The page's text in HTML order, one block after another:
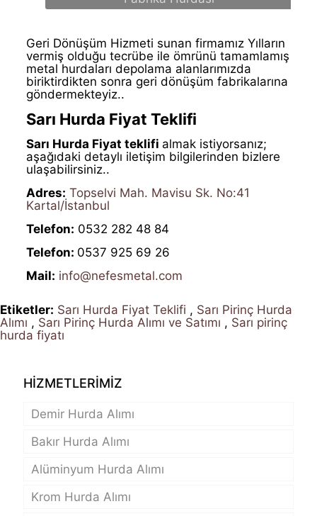
Geri Dönüşüm Hizmeti sunan firmamız Yılların
vermiş olduğu tecrübe ile ömrünü tamamlamış
metal hurdaları depolama alanlarımızda
biriktirdikten sonra geri dönüşüm fabrikalarına
göndermekteyiz..
Sarı Hurda Fiyat Teklifi
Sarı Hurda Fiyat teklifi almakistiyorsanız;
aşağıdaki detaylı iletişim bilgilerinden bizlere
ulaşabilirsiniz..
Adres: Topselvi Mah. Mavisu Sk. No:41
Kartal/İstanbul
Telefon: 0532 282 48 84
Telefon: 0537 925 69 26
Mail: info@nefesmetal.com
Etiketler: Sarı Hurda Fiyat Teklifi , Sarı Pirinç Hurda
Alımı , Sarı Pirinç Hurda Alımı ve Satımı , Sarı pirinç
hurda fiyatı
HİZMETLERİMİZ
Demir Hurda Alımı
Bakır Hurda Alımı
Alüminyum Hurda Alımı
Krom Hurda Alımı